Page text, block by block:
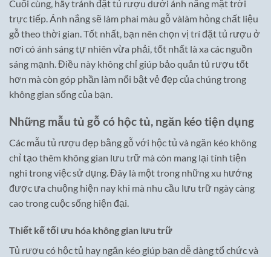
Cuối cùng, hãy tránh đặt tủ rượu dưới ánh nắng mặt trời
trực tiếp. Ánh nắng sẽ làm phai màu gỗ vàlàm hỏng chất liệu
gỗ theo thời gian. Tốt nhất, bạn nên chọn vị trí đặt tủ rượu ở
nơi có ánh sáng tự nhiên vừa phải, tốt nhất là xa các nguồn
sáng mạnh. Điều này không chỉ giúp bảo quản tủ rượu tốt
hơn mà còn góp phần làm nổi bật vẻ đẹp của chúng trong
không gian sống của bạn.
Những mẫu tủ gỗ có hộc tủ, ngăn kéo tiện dụng
Các mẫu tủ rượu đẹp bằng gỗ với hộc tủ và ngăn kéo không
chỉ tạo thêm không gian lưu trữ mà còn mang lại tính tiện
nghi trong việc sử dụng. Đây là một trong những xu hướng
được ưa chuộng hiện nay khi mà nhu cầu lưu trữ ngày càng
cao trong cuộc sống hiện đại.
Thiết kế tối ưu hóa không gian lưu trữ
Tủ rượu có hộc tủ hay ngăn kéo giúp bạn dễ dàng tổ chức và